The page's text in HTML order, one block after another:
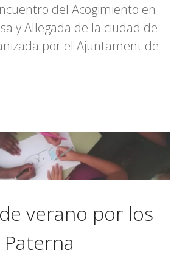
del Acogimiento en
y Allegada de la ciudad de
por el Ajuntament de
verano por los